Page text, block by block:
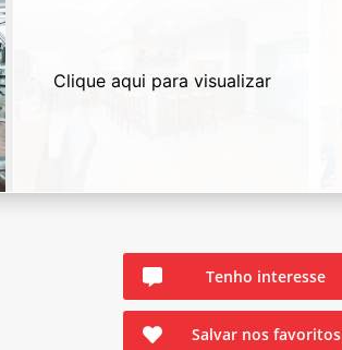
Clique aqui para visualizar
Tenho interesse
Salvar nos favoritos